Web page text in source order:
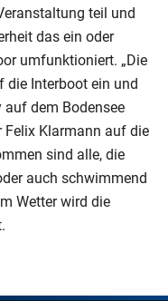
teil und
das ein oder
umfunktioniert. „Die
die Interboot ein und
dem Bodensee
Felix Klarmann auf die
sind alle, die
auch schwimmend
Wetter wird die